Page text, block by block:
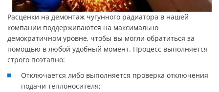
Расценки на демонтаж чугунного радиатора в нашей
компании поддерживаются на максимально
демократичном уровне, чтобы вы могли обратиться за
помощью в любой удобный момент. Процесс выполняется
строго поэтапно:
Отключается либо выполняется проверка отключения
подачи теплоносителя;